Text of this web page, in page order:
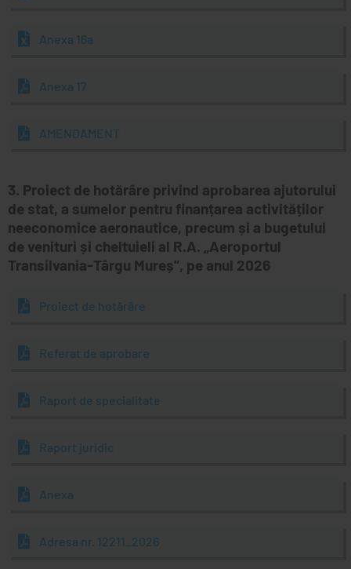
Anexa 16a
Anexa 17
AMENDAMENT
3. Proiect de hotărâre privind aprobarea ajutorului
de stat, a sumelor pentru finanțarea activităților
neeconomice aeronautice, precum și a bugetului
de venituri și cheltuieli al R.A. „Aeroportul
Transilvania-Târgu Mureș”, pe anul 2026
Proiect de hotărâre
Referat de aprobare
Raport de specialitate
Raport juridic
Anexa
Adresa nr. 12211_2026